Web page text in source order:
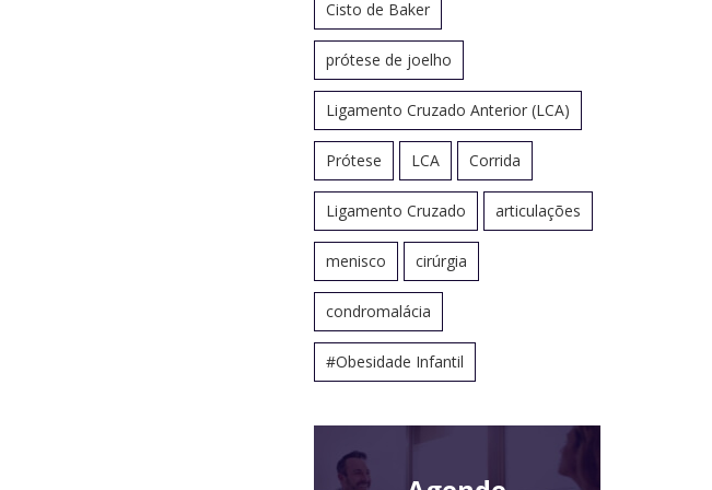
Cisto de Baker
prótese de joelho
Ligamento Cruzado Anterior (LCA)
Prótese LCA Corrida
Ligamento Cruzado articulações
menisco cirúrgia
condromalácia
#Obesidade Infantil